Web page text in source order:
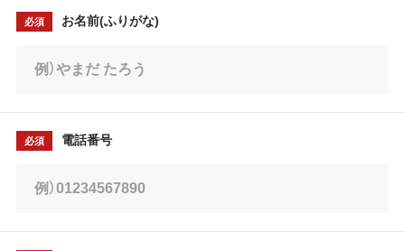
必須 お名前(ふりがな)
必須 電話番号